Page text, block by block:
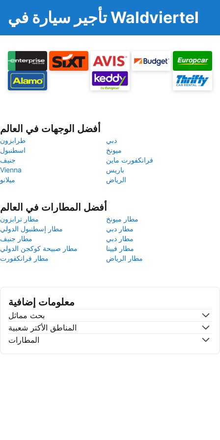
تأجير سيارة في Waldviertel
أفضل الوجهات في العالم
طرابزون
دبي
اسطنبول
ميونخ
جنيف
فرانكفورت ماين
Vienna
باريس
ميلانو
الرياض
أفضل المطارات في العالم
مطار ترابزون
مطار ميونخ
مطار إسطنبول الدولي
مطار دبي
مطار جنيف
مطار دبي
مطار صبيحة كوكجن الدولي
مطار فيينا
مطار فرانكفورت
مطار الرياض
معلومات إضافية
بحث مماثل
المناطق الأكتر شعبية
المطارات